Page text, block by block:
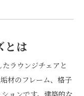
とは
ラウンジチェアと
材のフレーム、格子
ョンです。建築的な